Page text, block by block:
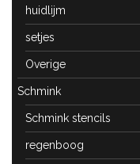
huidlijm
setjes
Overige
Schmink
Schmink stencils
regenboog